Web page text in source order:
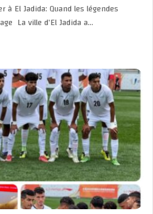
à El Jadida: Quand les légendes
La ville d’El Jadida a…